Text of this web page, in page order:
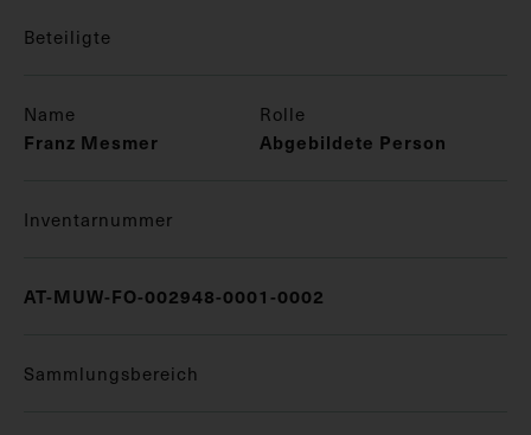
Beteiligte
Name Rolle
Franz Mesmer Abgebildete Person
Inventarnummer
AT-MUW-FO-002948-0001-0002
Sammlungsbereich